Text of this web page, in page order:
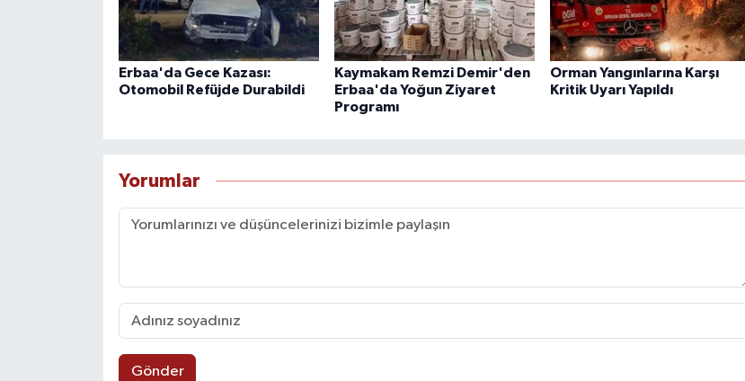
Erbaa'da Gece Kazası:
Otomobil Refüjde Durabildi
Kaymakam Remzi Demir'den
Erbaa'da Yoğun Ziyaret
Programı
Orman Yangınlarına Karşı
Kritik Uyarı Yapıldı
Yorumlar
Gönder